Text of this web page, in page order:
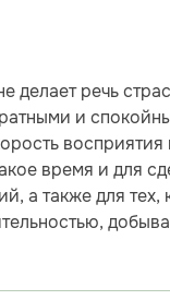
делает речь
и
восприятия
время и для
а также для тех,